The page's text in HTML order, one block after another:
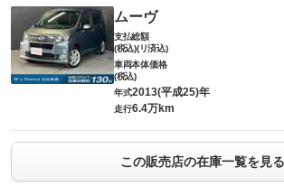
ムーヴ
支払総額
(税込)(リ済込)
車両本体価格
(税込)
年式2013(平成25)年
走行6.4万km
この販売店の在庫一覧を見る